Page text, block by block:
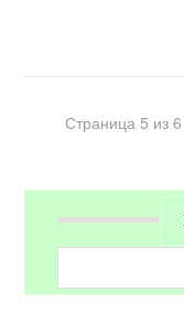
Страница 5 из 6